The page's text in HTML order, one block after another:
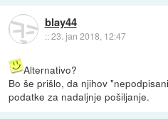
blay44
::23. jan 2018, 12:47
Alternativo?
Bo še prišlo, da njihov
podatke za nadaljnje pošiljanje.